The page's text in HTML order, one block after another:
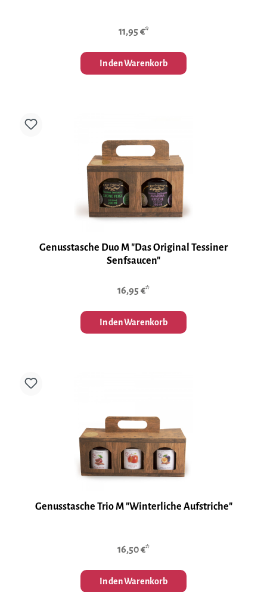
11,95 €*
In den Warenkorb
Genusstasche Duo M "Das Original Tessiner
Senfsaucen"
16,95 €*
In den Warenkorb
Genusstasche Trio M "Winterliche Aufstriche"
16,50 €*
In den Warenkorb